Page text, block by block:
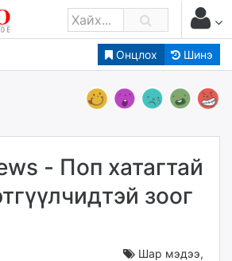
Онцлох Шинэ
- Поп хатагтай
зоог
Шар мэдээ,